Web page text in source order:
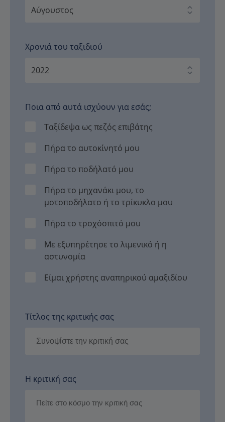
Χρονιά του ταξιδιού
Ποια από αυτά ισχύουν για εσάς;
Ταξίδεψα ως πεζός επιβάτης
Πήρα το αυτοκίνητό μου
Πήρα το ποδήλατό μου
Πήρα το μηχανάκι μου, το
μοτοποδήλατο ή το τρίκυκλο μου
Πήρα το τροχόσπιτό μου
Με εξυπηρέτησε το λιμενικό ή η
αστυνομία
Είμαι χρήστης αναπηρικού αμαξιδίου
Τίτλος της κριτικής σας
Η κριτική σας